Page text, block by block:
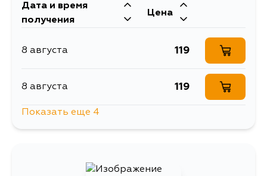
Дата и время
получения
Цена
8 августа 119
8 августа 119
Показать еще 4